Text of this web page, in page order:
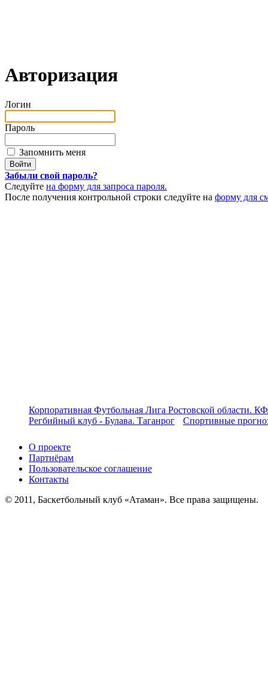
Авторизация
Логин
Пароль
Запомнить меня
Забыли свой пароль?
Следуйте на форму для запроса пароля.
После получения контрольной строки следуйте на форму для
Корпоративная Футбольная Лига Ростовской области.
Регбийный клуб - Булава. Таганрог
Спортивные
О проекте
Партнёрам
Пользовательское соглашение
Контакты
© 2011, Баскетбольный клуб «Атаман». Все права защищены.